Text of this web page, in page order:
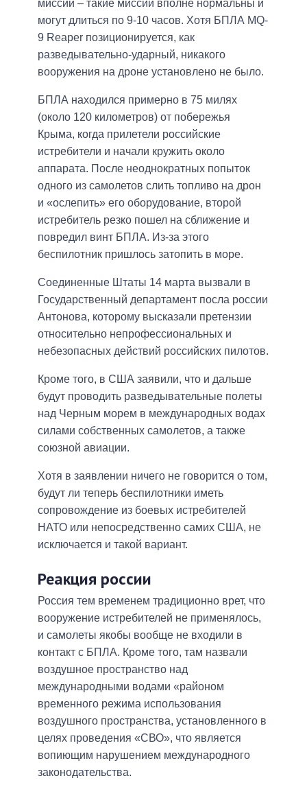
миссии – такие миссии вполне нормальны и
могут длиться по 9-10 часов. Хотя БПЛА MQ-
9 Reaper позиционируется, как
разведывательно-ударный, никакого
вооружения на дроне установлено не было.
БПЛА находился примерно в 75 милях
(около 120 километров) от побережья
Крыма, когда прилетели российские
истребители и начали кружить около
аппарата. После неоднократных попыток
одного из самолетов слить топливо на дрон
и «ослепить» его оборудование, второй
истребитель резко пошел на сближение и
повредил винт БПЛА. Из-за этого
беспилотник пришлось затопить в море.
Соединенные Штаты 14 марта вызвали в
Государственный департамент посла россии
Антонова, которому высказали претензии
относительно непрофессиональных и
небезопасных действий российских пилотов.
Кроме того, в США заявили, что и дальше
будут проводить разведывательные полеты
над Черным морем в международных водах
силами собственных самолетов, а также
союзной авиации.
Хотя в заявлении ничего не говорится о том,
будут ли теперь беспилотники иметь
сопровождение из боевых истребителей
НАТО или непосредственно самих США, не
исключается и такой вариант.
Реакция россии
Россия тем временем традиционно врет, что
вооружение истребителей не применялось,
и самолеты якобы вообще не входили в
контакт с БПЛА. Кроме того, там назвали
воздушное пространство над
международными водами «районом
временного режима использования
воздушного пространства, установленного в
целях проведения «СВО», что является
вопиющим нарушением международного
законодательства.